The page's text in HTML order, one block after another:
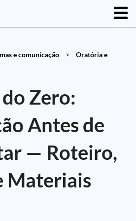
e comunicação >
Oratória e
Zero:
Antes de
— Roteiro,
Materiais